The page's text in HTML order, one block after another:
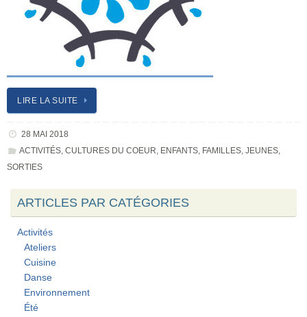
LIRE LA SUITE
28 MAI 2018
ACTIVITÉS, CULTURES DU COEUR, ENFANTS, FAMILLES, JEUNES,
SORTIES
ARTICLES PAR CATÉGORIES
Activités
Ateliers
Cuisine
Danse
Environnement
Été